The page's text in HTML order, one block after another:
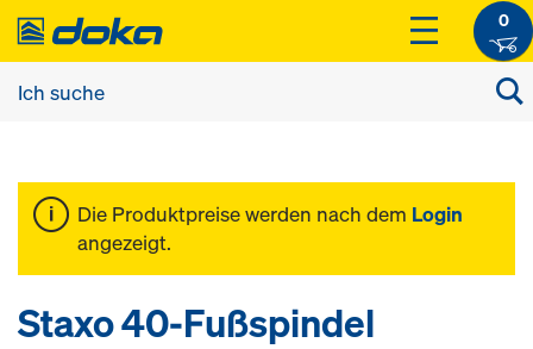
0
Die Produktpreise werden nach dem Login
angezeigt.
Staxo 40-Fußspindel